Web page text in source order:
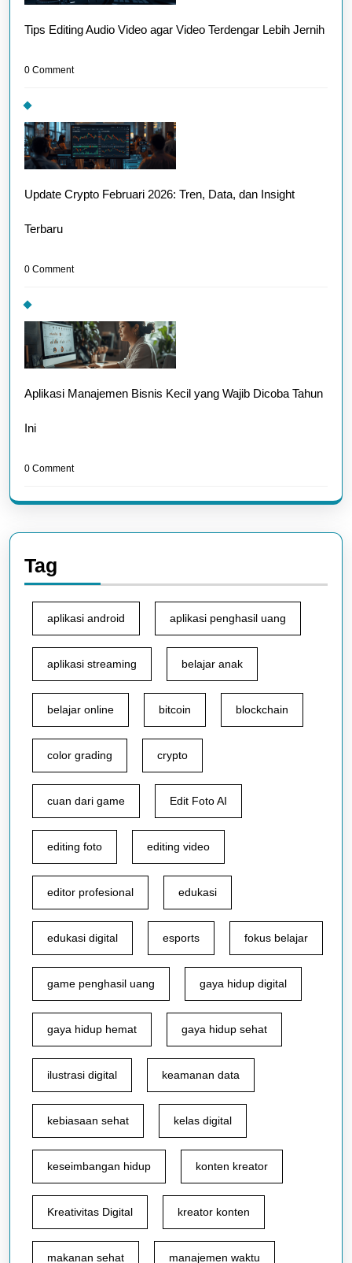
Tips Editing Audio Video agar Video Terdengar Lebih Jernih
0 Comment
Update Crypto Februari 2026: Tren, Data, dan Insight
Terbaru
0 Comment
Aplikasi Manajemen Bisnis Kecil yang Wajib Dicoba Tahun
Ini
0 Comment
Tag
aplikasi android aplikasi penghasil uang
aplikasi streaming belajar anak
belajar online bitcoin blockchain
color grading crypto
cuan dari game Edit Foto AI
editing foto editing video
editor profesional edukasi
edukasi digital esports fokus belajar
game penghasil uang gaya hidup digital
gaya hidup hemat gaya hidup sehat
ilustrasi digital keamanan data
kebiasaan sehat kelas digital
keseimbangan hidup konten kreator
Kreativitas Digital kreator konten
makanan sehat manajemen waktu